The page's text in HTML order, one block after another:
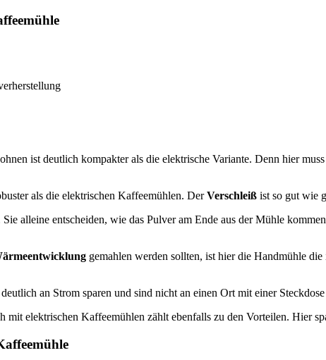
ist deutlich kompakter als die elektrische Variante. Denn hier
als die elektrischen Kaffeemühlen. DerVerschleiß ist so gut wie
alleine entscheiden, wie das Pulver am Ende aus der Mühle
gemahlen werden sollten, ist hier die Handmühle
an Strom sparen und sind nicht an einen Ort mit einer
mit elektrischen Kaffeemühlen zählt ebenfalls zu den Vorteilen. Hier